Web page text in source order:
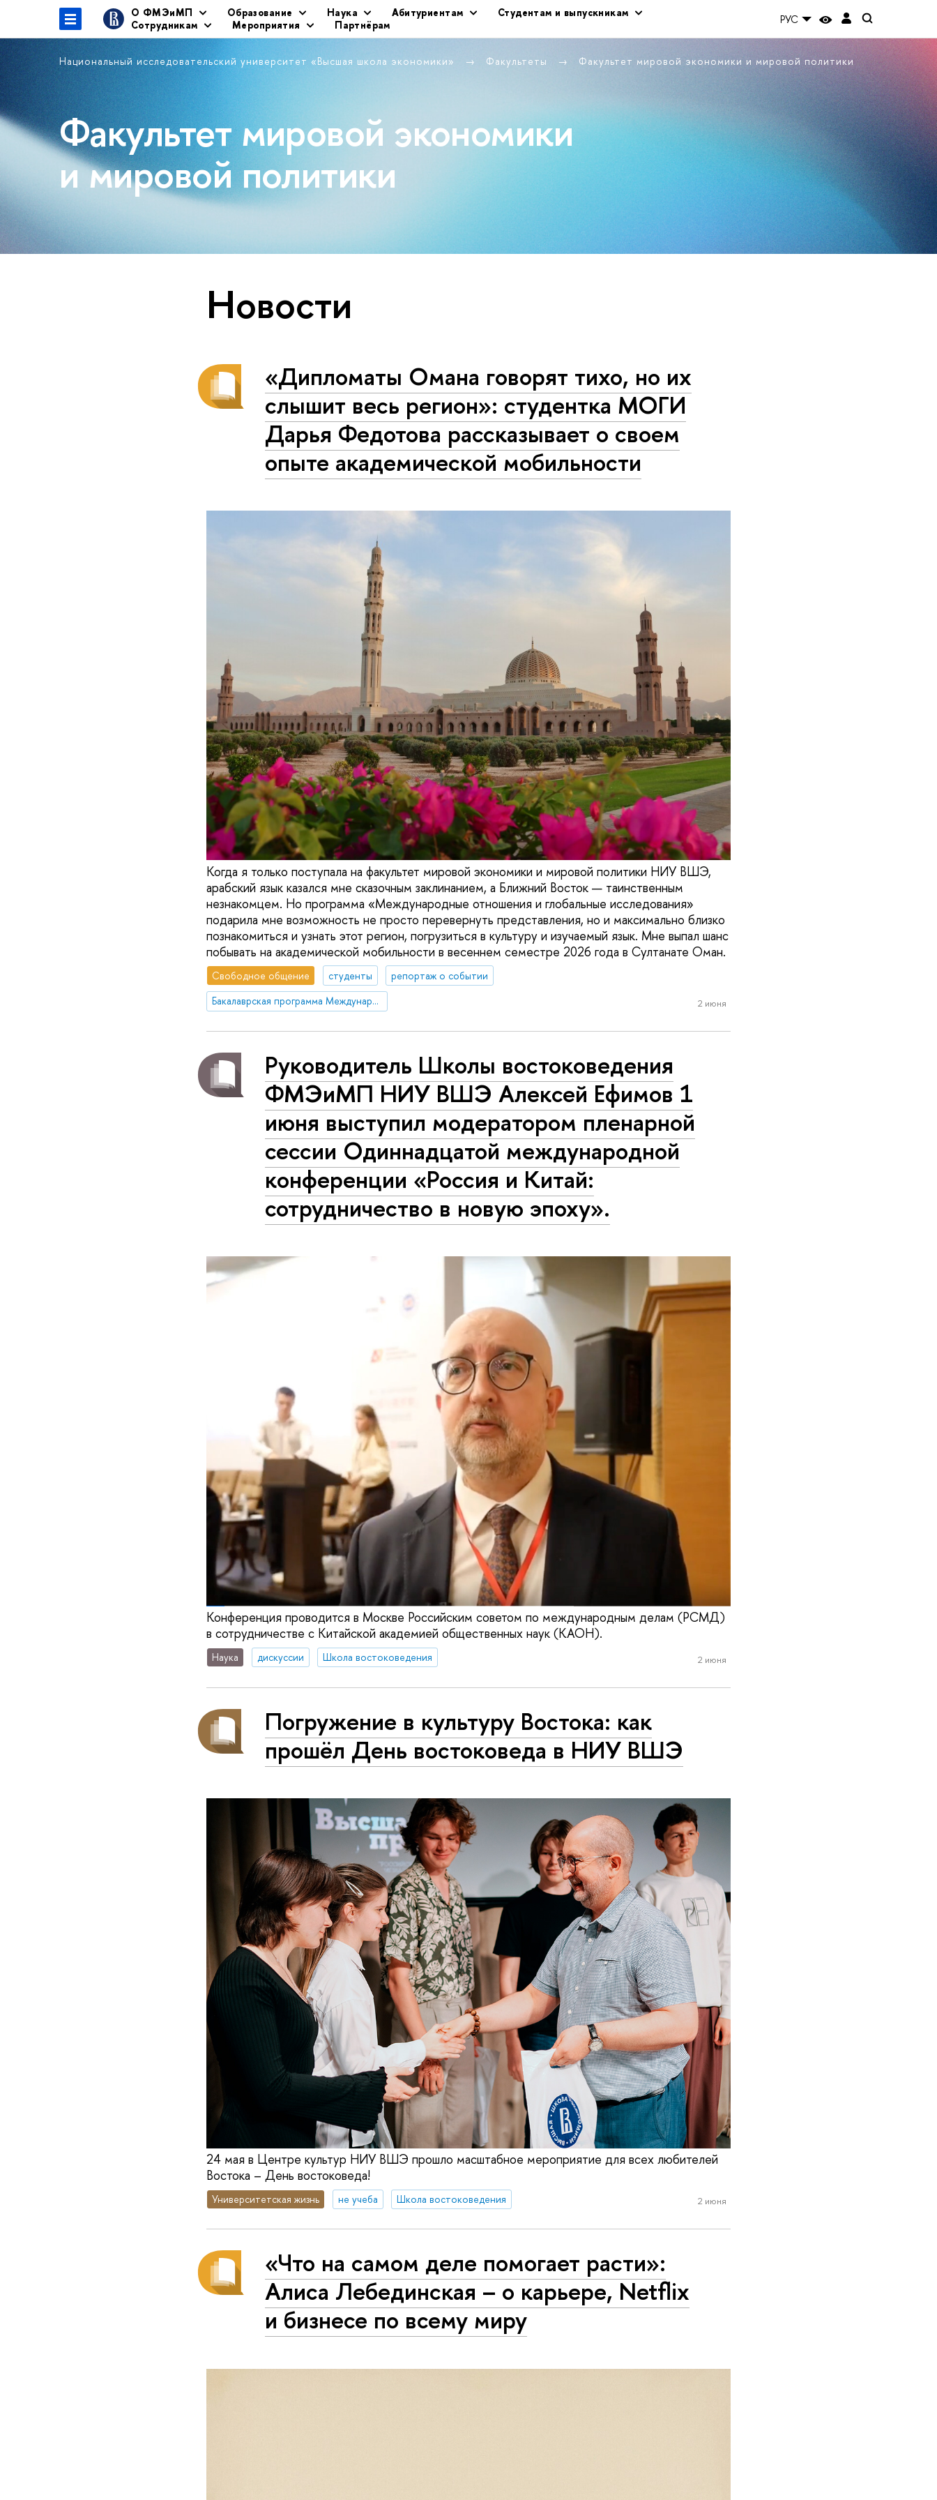
О ФМЭиМП Образование Наука Абитуриентам
Студентам и выпускникам
Сотрудникам
Мероприятия Партнёрам РУС
Национальный исследовательский университет «Высшая школа экономики» Факультеты Факультет мировой экономики и мировой политики
Факультет мировой экономики
и мировой политики
Новости
«Дипломаты Омана говорят тихо, но их
слышит весь регион»: студентка МОГИ
Дарья Федотова рассказывает о своем
опыте академической мобильности
Когда я только поступала на факультет мировой экономики и мировой политики НИУ ВШЭ,
арабский язык казался мне сказочным заклинанием, а Ближний Восток — таинственным
незнакомцем. Но программа «Международные отношения и глобальные исследования»
подарила мне возможность не просто перевернуть представления, но и максимально близко
познакомиться и узнать этот регион, погрузиться в культуру и изучаемый язык. Мне выпал шанс
побывать на академической мобильности в весеннем семестре 2026 года в Султанате Оман.
Свободное общение студенты
репортаж о событии
Бакалаврская программа Международная программа «Международные отношения и глобальные исследования»/ International Program 'International Relations and Global Studies'
2 июня
Руководитель Школы востоковедения
ФМЭиМП НИУ ВШЭ Алексей Ефимов 1
июня выступил модератором пленарной
сессии Одиннадцатой международной
конференции «Россия и Китай:
сотрудничество в новую эпоху».
Конференция проводится в Москве Российским советом по международным делам (РСМД)
в сотрудничестве с Китайской академией общественных наук (КАОН).
Наука дискуссии Школа востоковедения 2 июня
Погружение в культуру Востока: как
прошёл День востоковеда в НИУ ВШЭ
24 мая в Центре культур НИУ ВШЭ прошло масштабное мероприятие для всех любителей
Востока – День востоковеда!
Университетская жизнь не учеба Школа востоковедения 2 июня
«Что на самом деле помогает расти»:
Алиса Лебединская – о карьере, Netflix
и бизнесе по всему миру